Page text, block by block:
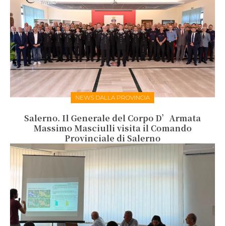
NEWS DALLA PROVINCIA
Salerno. Il Generale del Corpo D’Armata
Massimo Masciulli visita il Comando
Provinciale di Salerno